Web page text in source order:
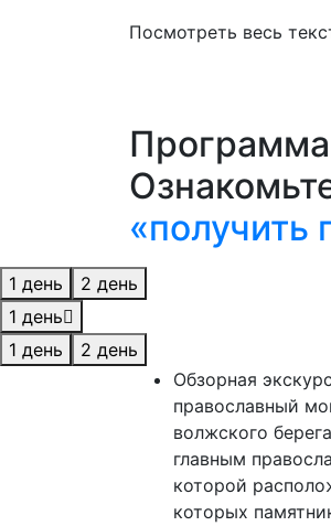
Посмотреть весь
«получить
1 день
2 день
1 день
1 день
2 день
Обзорная
православный
волжского
главным
которой
которых